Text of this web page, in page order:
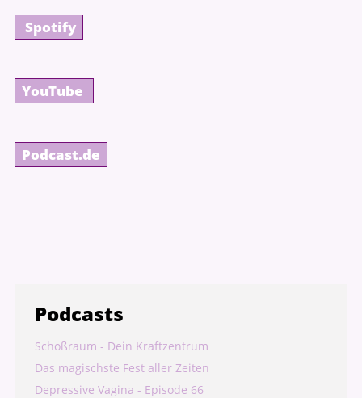
Spotify
YouTube
Podcast.de
Podcasts
Schoßraum - Dein Kraftzentrum
Das magischste Fest aller Zeiten
Depressive Vagina - Episode 66